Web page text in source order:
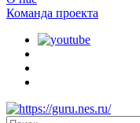
Команда проекта